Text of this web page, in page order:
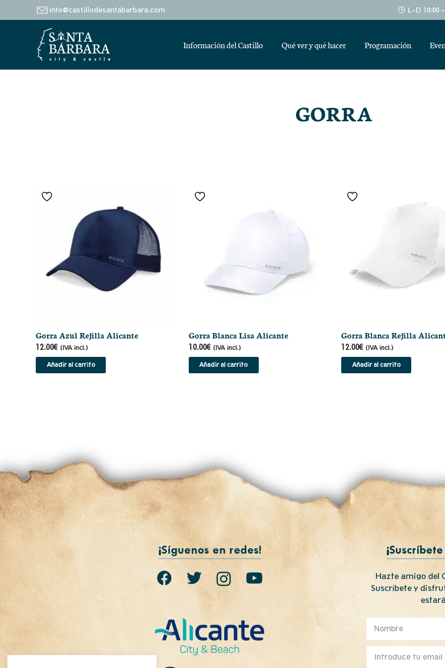
info@castillodesantabarbara.com L-D 10:00
Información del Castillo Qué ver y qué hacer Programación
GORRA
Gorra Azul Rejilla Alicante
12.00€ (IVA incl.)
Añadir al carrito
Gorra Blanca Lisa Alicante
10.00€ (IVA incl.)
Añadir al carrito
Gorra Blanca Rejilla
12.00€ (IVA incl.)
Añadir al carrito
¡Síguenos en redes!
Hazte amigo del
Suscríbete y